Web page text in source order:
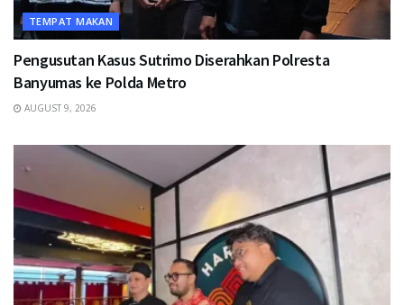
TEMPAT MAKAN
Pengusutan Kasus Sutrimo Diserahkan Polresta
Banyumas ke Polda Metro
AUGUST 9, 2026